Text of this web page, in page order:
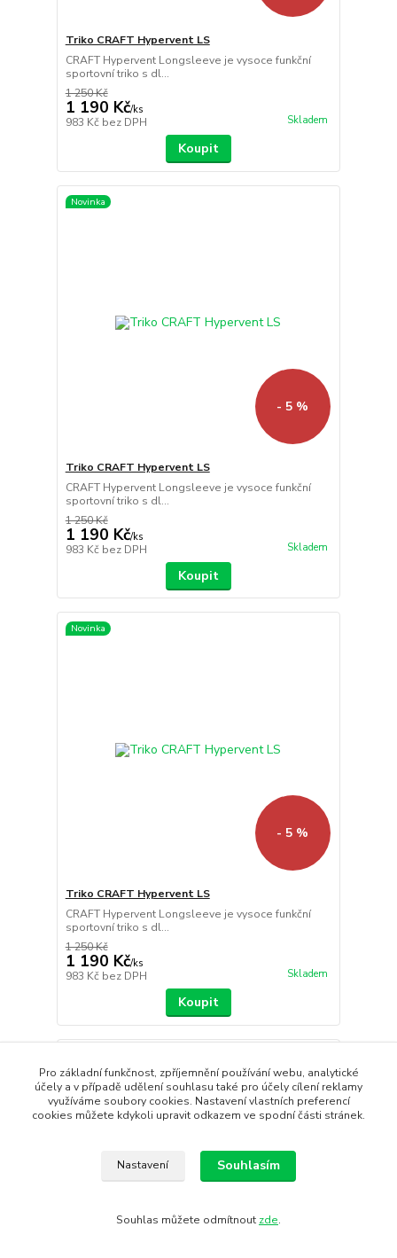
Triko CRAFT Hypervent LS
CRAFT Hypervent Longsleeve je vysoce funkční
sportovní triko s dl...
1 250 Kč
1 190 Kč/ks
983 Kč bez DPH Skladem
Koupit
Novinka
- 5 %
Triko CRAFT Hypervent LS
CRAFT Hypervent Longsleeve je vysoce funkční
sportovní triko s dl...
1 250 Kč
1 190 Kč/ks
983 Kč bez DPH Skladem
Koupit
Novinka
- 5 %
Triko CRAFT Hypervent LS
CRAFT Hypervent Longsleeve je vysoce funkční
sportovní triko s dl...
1 250 Kč
1 190 Kč/ks
983 Kč bez DPH Skladem
Koupit
Novinka
Pro základní funkčnost, zpříjemnění používání webu, analytické
účely a v případě udělení souhlasu také pro účely cílení reklamy
využíváme soubory cookies. Nastavení vlastních preferencí
cookies můžete kdykoli upravit odkazem ve spodní části stránek.
Nastavení Souhlasím
Souhlas můžete odmítnout zde.